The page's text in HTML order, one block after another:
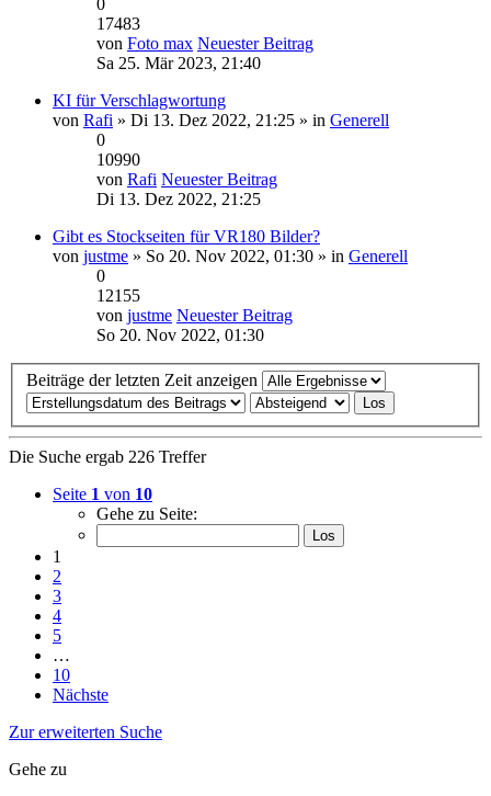
17483
von Foto max Neuester Beitrag
Sa 25. Mär 2023, 21:40
KI für Verschlagwortung
von Rafi » Di 13. Dez 2022, 21:25 » in Generell
0
10990
von Rafi Neuester Beitrag
Di 13. Dez 2022, 21:25
Gibt es Stockseiten für VR180 Bilder?
von justme » So 20. Nov 2022, 01:30 » in Generell
0
12155
von justme Neuester Beitrag
So 20. Nov 2022, 01:30
Beiträge der letzten Zeit anzeigen
Die Suche ergab 226 Treffer
Seite 1 von 10
Gehe zu Seite:
1
2
3
4
5
…
10
Nächste
Zur erweiterten Suche
Gehe zu